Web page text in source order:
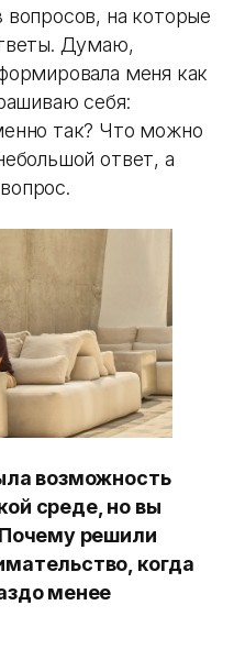
на которые
Думаю,
меня как
себя:
так? Что можно
ответ, а
возможность
среде, но вы
Почему решили
когда
менее